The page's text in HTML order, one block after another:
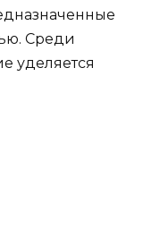
Среди
уделяется